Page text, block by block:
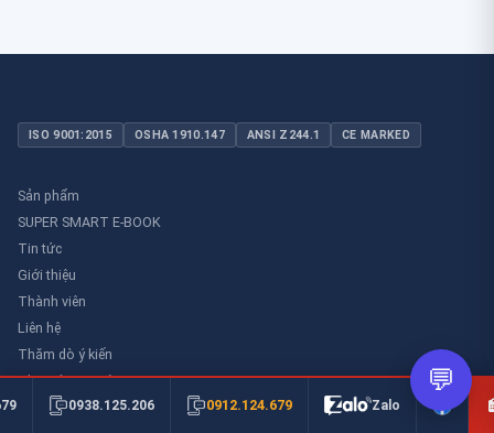
ISO 9001:2015 OSHA 1910.147 ANSI Z244.1 CE MARKED
Sản phẩm
SUPER SMART E-BOOK
Tin tức
Giới thiệu
Thành viên
Liên hệ
Thăm dò ý kiến
Thư viên an toàn
0938.125.206 0912.124.679 Zalo
💬